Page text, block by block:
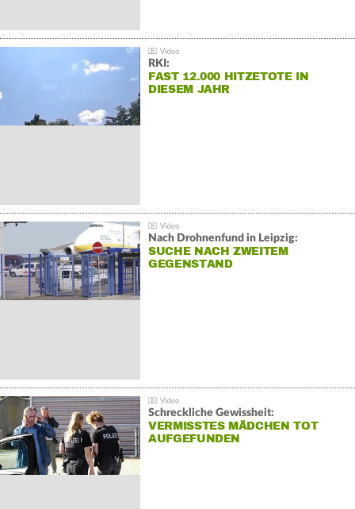
RKI:
FAST 12.000 HITZETOTE IN
DIESEM JAHR
Nach Drohnenfund in Leipzig:
SUCHE NACH ZWEITEM
GEGENSTAND
Schreckliche Gewissheit:
VERMISSTES MÄDCHEN TOT
AUFGEFUNDEN